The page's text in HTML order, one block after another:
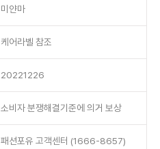
미얀마
케어라벨 참조
20221226
소비자 분쟁해결기준에 의거 보상
패션포유 고객센터 (1666-8657)